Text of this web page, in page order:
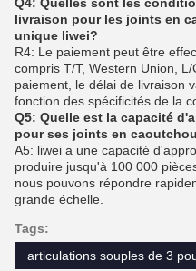
livraison pour les joints en
unique liwei?
R4: Le paiement peut être
compris T/T, Western Union,
paiement, le délai de livraison
fonction des spécificités de la
Q5: Quelle est la capacité
pour ses joints en
A5: liwei a une capacité
produire jusqu'à 100 000
nous pouvons répondre
grande échelle.
Tags:
articulations souples de 3